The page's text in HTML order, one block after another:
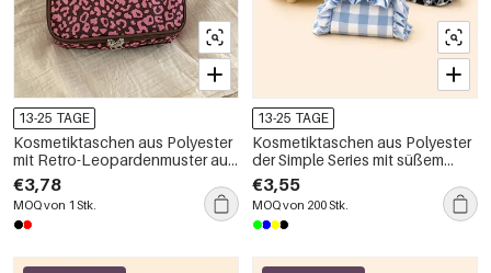
13-25 TAGE
Kosmetiktaschen aus Polyester
mit Retro-Leopardenmuster aus
der Simple Series
€3,78
MOQ von 1 Stk.
13-25 TAGE
Kosmetiktaschen aus Polyester
der Simple Series mit süßem
Karomuster
€3,55
MOQ von 200 Stk.